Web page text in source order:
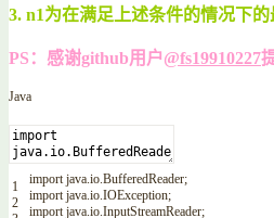
3. n1为在满足上述条件的情况下
PS：感谢github用户@fs19910227
Java
1
2
import java io BufferedReader;
import java io IOException;
import java io InputStreamReader;